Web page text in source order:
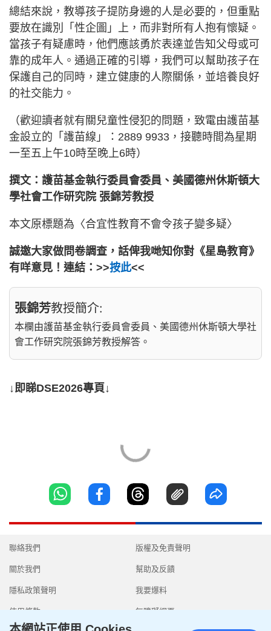
總結來說，教導孩子提防身邊的人是必要的，但重點
要放在識別「性企圖」上，而非對所有人抱有懷疑。
當孩子有疑慮時，他們應該勇於表達並告知父母或可
靠的成年人。通過正確的引導，我們可以幫助孩子在
保護自己的同時，建立健康的人際關係，並培養良好
的社交能力。
（歡迎讀者就有關兒童性侵犯的問題，致電由護苗基
金設立的「護苗線」：2889 9933，接聽時間為星期
一至五上午10時至晚上6時）
撰文：護苗基金執行委員會委員、美國德州休斯頓大
學社會工作研究院 張錦芳教授
本文原標題為〈合宜性教育不會令孩子變多疑〉
誠邀大家做問卷調查，話俾我哋知你對《星島教育》
有咩意見！連結：>>按此<<
張錦芳教授簡介:
本欄由護苗基金執行委員會委員、美國德州休斯頓大學社
會工作研究院張錦芳教授解答。
↓即睇DSE2026專頁↓
聯絡我們
關於我們
隱私政策聲明
使用條款
版權及免責聲明
幫助及反饋
我要爆料
無障礙網頁